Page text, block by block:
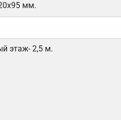
мм.
этаж- 2,5 м.